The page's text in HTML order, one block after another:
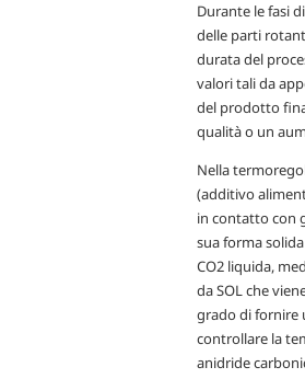
Durante le fasi
delle parti
durata del
valori tali da
del prodotto
qualità o un
Nella
(additivo
in contatto con
sua forma
CO2 liquida,
da SOL che
grado di fornire
controllare la
anidride